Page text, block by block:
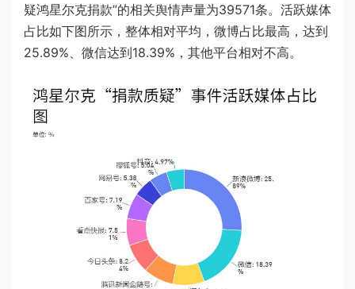
疑鸿星尔克捐款”的相关舆情声量为39571条。活跃媒体
占比如下图所示，整体相对平均，微博占比最高，达到
25.89%、微信达到18.39%，其他平台相对不高。